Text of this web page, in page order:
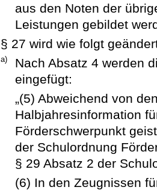
aus den Noten der
Leistungen gebildet
§ 27 wird wie folgt
a)
Nach Absatz 4 werden
eingefügt:
„(5) Abweichend von
Halbjahresinformation
Förderschwerpunkt
der Schulordnung
§ 29 Absatz 2 der
(6) In den Zeugnissen